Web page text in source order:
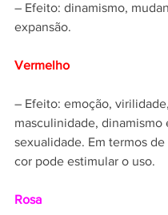
– Efeito: dinamismo,
expansão.
Vermelho
– Efeito: emoção, virilidade,
masculinidade, dinamismo
sexualidade. Em termos
cor pode estimular o uso.
Rosa